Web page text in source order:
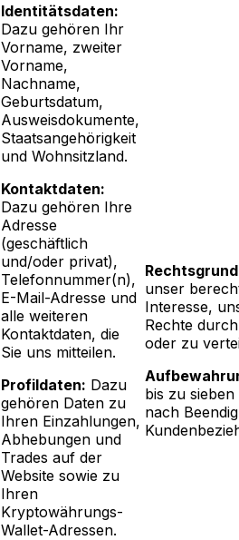
Identitätsdaten:
Dazu gehören Ihr
Vorname, zweiter
Vorname,
Nachname,
Geburtsdatum,
Ausweisdokumente,
Staatsangehörigkeit
und Wohnsitzland.
Kontaktdaten:
Dazu gehören Ihre
Adresse
(geschäftlich
und/oder privat),
Telefonnummer(n),
E-Mail-Adresse und
alle weiteren
Kontaktdaten, die
Sie uns mitteilen.
Profildaten: Dazu
gehören Daten zu
Ihren Einzahlungen,
Abhebungen und
Trades auf der
Website sowie zu
Ihren
Kryptowährungs-
Wallet-Adressen.
unser
Interesse,
Rechte
oder zu
bis zu
nach